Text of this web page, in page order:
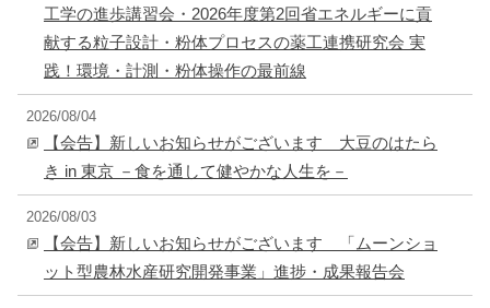
工学の進歩講習会・2026年度第2回省エネルギーに貢
献する粒子設計・粉体プロセスの薬工連携研究会 実
践！環境・計測・粉体操作の最前線
2026/08/04
【会告】新しいお知らせがございます 大豆のはたら
き in 東京 －食を通して健やかな人生を－
2026/08/03
【会告】新しいお知らせがございます 「ムーンショ
ット型農林水産研究開発事業」進捗・成果報告会